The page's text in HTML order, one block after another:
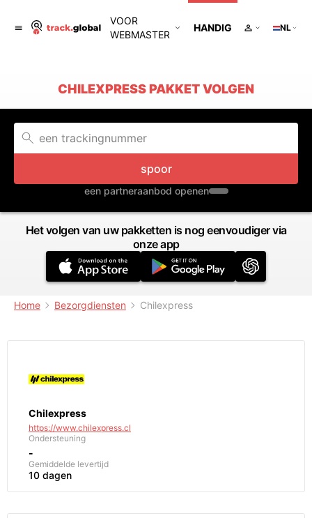
VOOR
WEBMASTER
HANDIG NL
CHILEXPRESS PAKKET VOLGEN
spoor
een partneraanbod openen
Het volgen van uw pakketten is nog eenvoudiger via
onze app
Home Bezorgdiensten Chilexpress
Chilexpress
https://www.chilexpress.cl
Ondersteuning
-
Gemiddelde levertijd
10 dagen